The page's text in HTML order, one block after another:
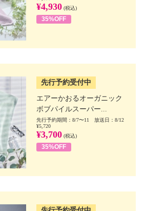
¥4,930 (税込)
35%OFF
先行予約受付中
エアーかおるオーガニック
ボブパイルスーパー...
先行予約期間：8/7〜11 放送日：8/12
¥5,720
¥3,700 (税込)
35%OFF